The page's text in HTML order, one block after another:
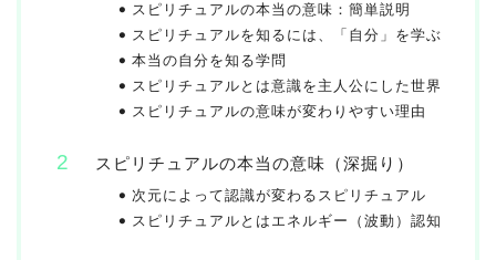
スピリチュアルの本当の意味：簡単説明
スピリチュアルを知るには、「自分」を学ぶ
本当の自分を知る学問
スピリチュアルとは意識を主人公にした世界
スピリチュアルの意味が変わりやすい理由
スピリチュアルの本当の意味（深掘り）
次元によって認識が変わるスピリチュアル
スピリチュアルとはエネルギー（波動）認知